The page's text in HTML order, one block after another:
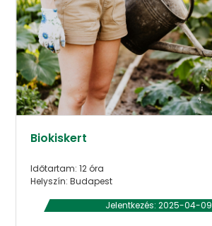
Biokiskert
Időtartam: 12 óra
Helyszín: Budapest
Jelentkezés: 2025-04-09